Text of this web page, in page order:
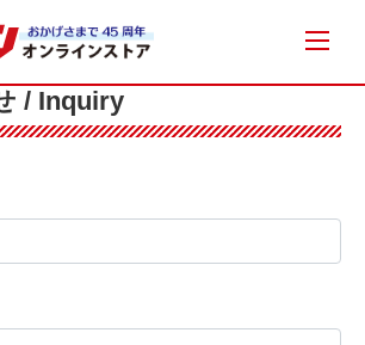
/ Inquiry